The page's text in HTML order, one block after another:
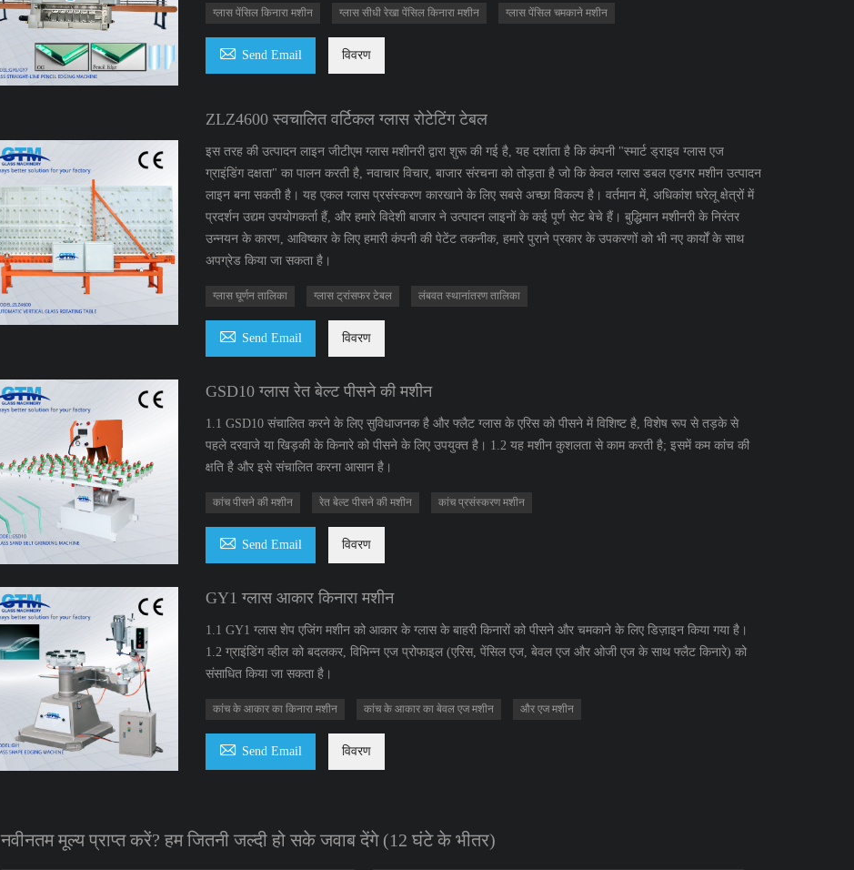
ग्लास पेंसिल किनारा मशीन ग्लास सीधी रेखा पेंसिल किनारा मशीन ग्लास पेंसिल चमकाने मशीन
 Send Email विवरण
ZLZ4600 स्वचालित वर्टिकल ग्लास रोटेटिंग टेबल
इस तरह की उत्पादन लाइन जीटीएम ग्लास मशीनरी द्वारा शुरू की गई है, यह दर्शाता है कि कंपनी "स्मार्ट ड्राइव ग्लास एज
ग्राइंडिंग दक्षता" का पालन करती है, नवाचार विचार, बाजार संरचना को तोड़ता है जो कि केवल ग्लास डबल एडगर मशीन उत्पादन
लाइन बना सकती है। यह एकल ग्लास प्रसंस्करण कारखाने के लिए सबसे अच्छा विकल्प है। वर्तमान में, अधिकांश घरेलू क्षेत्रों में
प्रदर्शन उद्यम उपयोगकर्ता हैं, और हमारे विदेशी बाजार ने उत्पादन लाइनों के कई पूर्ण सेट बेचे हैं। बुद्धिमान मशीनरी के निरंतर
उन्नयन के कारण, आविष्कार के लिए हमारी कंपनी की पेटेंट तकनीक, हमारे पुराने प्रकार के उपकरणों को भी नए कार्यों के साथ
अपग्रेड किया जा सकता है।
ग्लास घूर्णन तालिका ग्लास ट्रांसफर टेबल लंबवत स्थानांतरण तालिका
 Send Email विवरण
GSD10 ग्लास रेत बेल्ट पीसने की मशीन
1.1 GSD10 संचालित करने के लिए सुविधाजनक है और फ्लैट ग्लास के एरिस को पीसने में विशिष्ट है, विशेष रूप से तड़के से
पहले दरवाजे या खिड़की के किनारे को पीसने के लिए उपयुक्त है। 1.2 यह मशीन कुशलता से काम करती है; इसमें कम कांच की
क्षति है और इसे संचालित करना आसान है।
कांच पीसने की मशीन रेत बेल्ट पीसने की मशीन कांच प्रसंस्करण मशीन
 Send Email विवरण
GY1 ग्लास आकार किनारा मशीन
1.1 GY1 ग्लास शेप एजिंग मशीन को आकार के ग्लास के बाहरी किनारों को पीसने और चमकाने के लिए डिज़ाइन किया गया है।
1.2 ग्राइंडिंग व्हील को बदलकर, विभिन्न एज प्रोफाइल (एरिस, पेंसिल एज, बेवल एज और ओजी एज के साथ फ्लैट किनारे) को
संसाधित किया जा सकता है।
कांच के आकार का किनारा मशीन कांच के आकार का बेवल एज मशीन और एज मशीन
 Send Email विवरण
नवीनतम मूल्य प्राप्त करें? हम जितनी जल्दी हो सके जवाब देंगे (12 घंटे के भीतर)